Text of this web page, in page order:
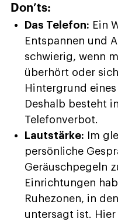
Don’ts:
Das Telefon: Ein
Entspannen und
schwierig, wenn
überhört oder
Hintergrund
Deshalb besteht
Telefonverbot.
Lautstärke: Im
persönliche
Geräuschpegeln
Einrichtungen
Ruhezonen, in
untersagt ist.